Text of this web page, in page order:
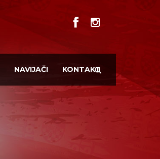
NAVIJAČI KONTAKT